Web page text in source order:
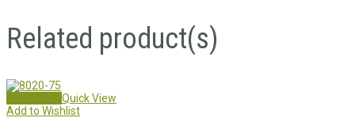
Related product(s)
Quick View
Add to Wishlist